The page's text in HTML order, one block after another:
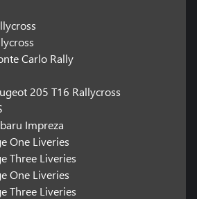
Carlo Rally
205 T16 Rallycross
Impreza
One Liveries
Three Liveries
One Liveries
Three Liveries